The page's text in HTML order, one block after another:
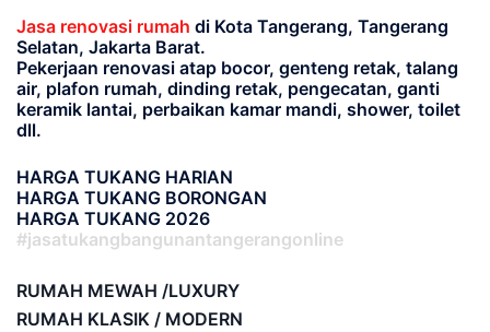
Jasa renovasi rumah di Kota Tangerang, Tangerang
Selatan, Jakarta Barat.
Pekerjaan renovasi atap bocor, genteng retak, talang
air, plafon rumah, dinding retak, pengecatan, ganti
keramik lantai, perbaikan kamar mandi, shower, toilet
dll.
HARGA TUKANG HARIAN
HARGA TUKANG BORONGAN
HARGA TUKANG 2026
#jasatukangbangunantangerangonline
RUMAH MEWAH /LUXURY
RUMAH KLASIK / MODERN